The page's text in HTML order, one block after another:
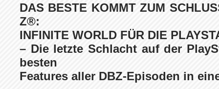
DAS BESTE KOMMT ZUM
Z®:
INFINITE WORLD FÜR DIE
– Die letzte Schlacht auf der
besten
Features aller DBZ-Episoden in